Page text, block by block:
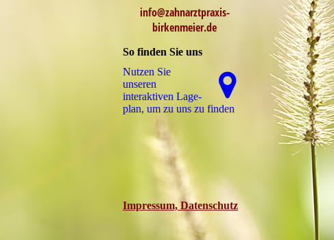
info@zahnarztpraxis-
birkenmeier.de
So finden Sie uns
Nutzen Sie
unseren
interaktiven La­ge­
plan, um zu uns zu finden
Impressum, Datenschutz